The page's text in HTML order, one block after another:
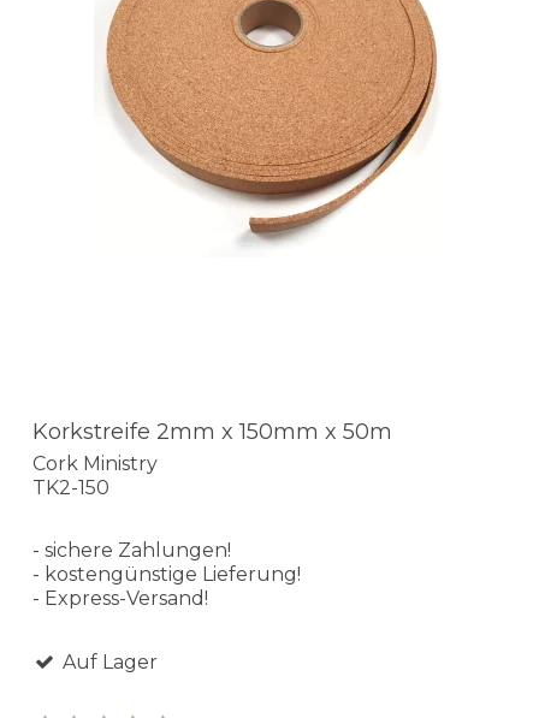
Korkstreife 2mm x 150mm x 50m
Cork Ministry
TK2-150
- sichere Zahlungen!
- kostengünstige Lieferung!
- Express-Versand!
Auf Lager